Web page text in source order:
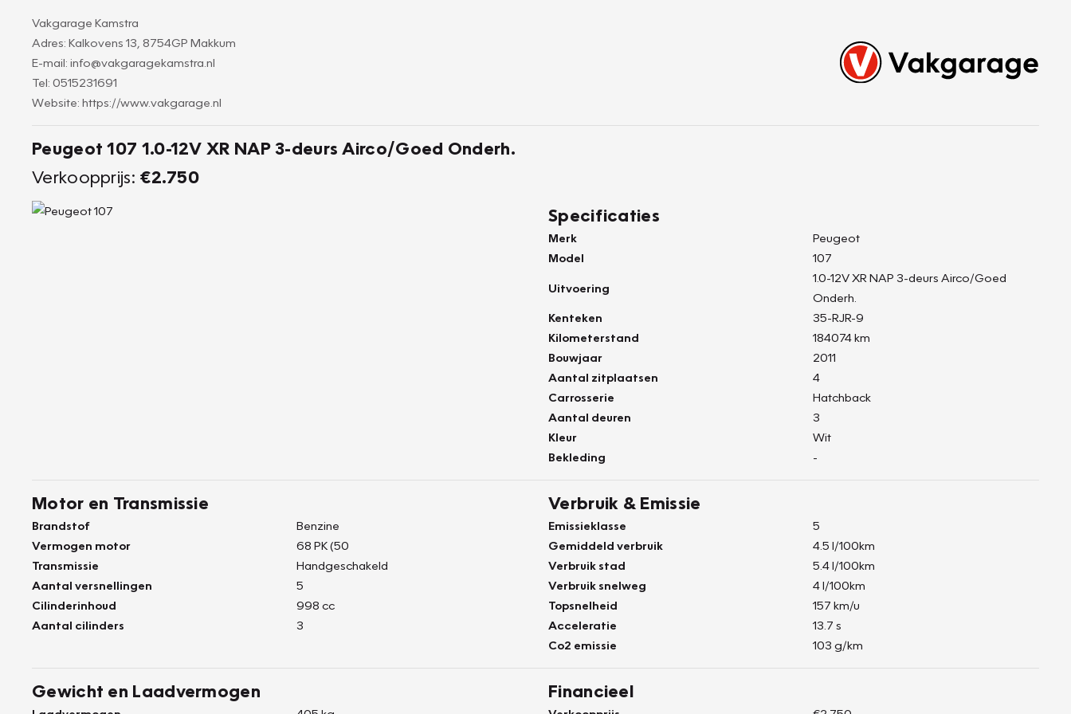
Vakgarage Kamstra
Adres: Kalkovens 13, 8754GP Makkum
E-mail: info@vakgaragekamstra.nl
Tel: 0515231691
Website: https://www.vakgarage.nl
Peugeot 107 1.0-12V XR NAP 3-deurs Airco/Goed Onderh.
Verkoopprijs: €2.750
Specificaties
Merk
Peugeot
Model
107
Uitvoering
1.0-12V XR NAP 3-deurs Airco/Goed
Onderh.
Kenteken
35-RJR-9
Kilometerstand
184074 km
Bouwjaar
2011
Aantal zitplaatsen
4
Carrosserie
Hatchback
Aantal deuren
3
Kleur
Wit
Bekleding
-
Motor en Transmissie
Brandstof
Benzine
Vermogen motor
68 PK (50
Transmissie
Handgeschakeld
Aantal versnellingen
5
Cilinderinhoud
998 cc
Aantal cilinders
3
Verbruik & Emissie
Emissieklasse
5
Gemiddeld verbruik
4.5 l/100km
Verbruik stad
5.4 l/100km
Verbruik snelweg
4 l/100km
Topsnelheid
157 km/u
Acceleratie
13.7 s
Co2 emissie
103 g/km
Gewicht en Laadvermogen Financieel